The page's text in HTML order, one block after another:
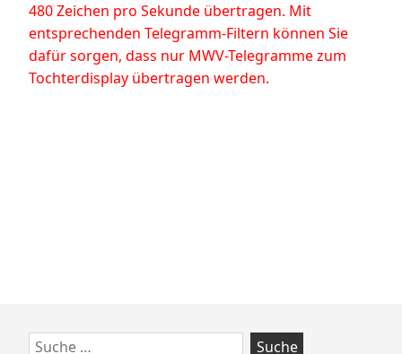
480 Zeichen pro Sekunde übertragen. Mit
entsprechenden Telegramm-Filtern können Sie
dafür sorgen, dass nur MWV-Telegramme zum
Tochterdisplay übertragen werden.
Zum
Suche